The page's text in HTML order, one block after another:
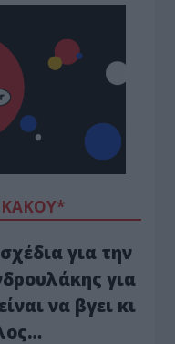
για την
για
να βγει κι